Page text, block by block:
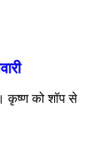
कृष्ण को शॉप से